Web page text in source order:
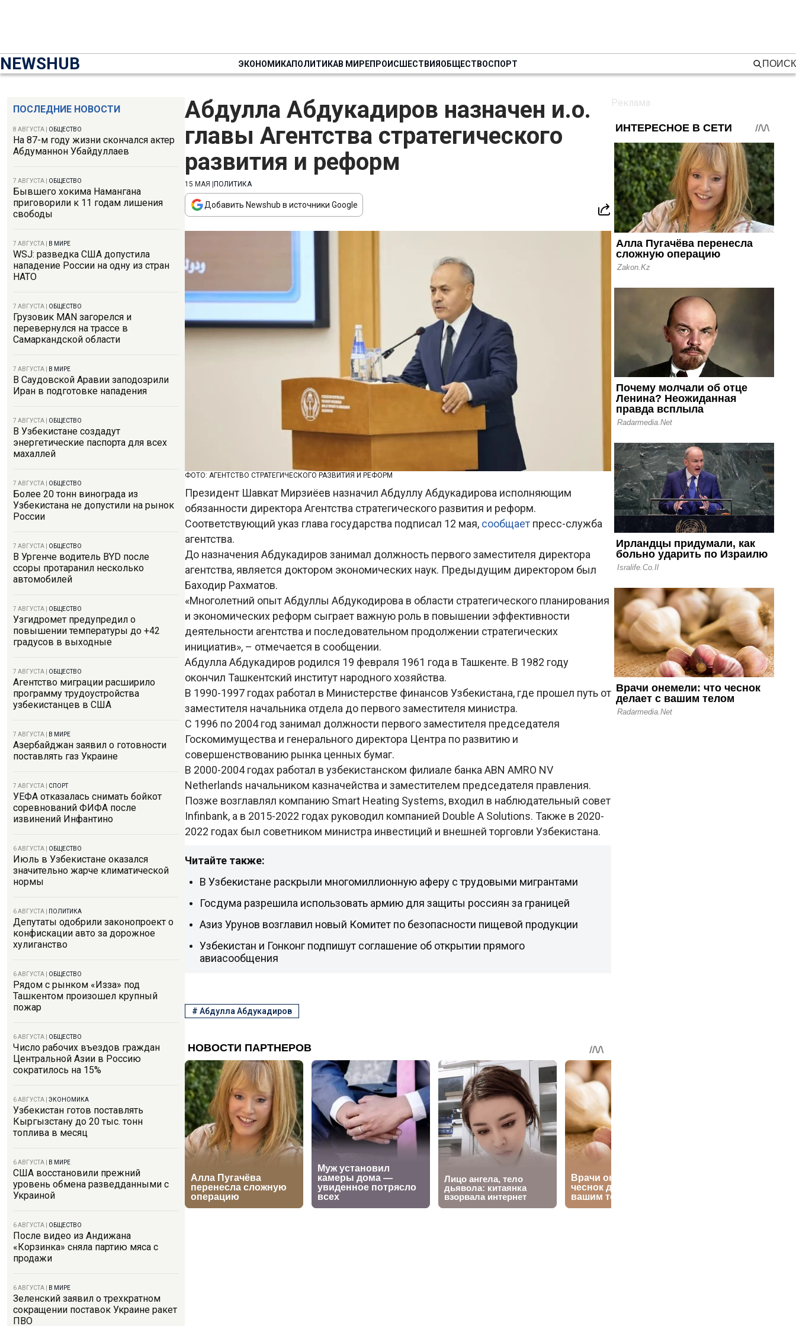
NEWSHUB ЭКОНОМИКАПОЛИТИКАВ МИРЕПРОИСШЕСТВИЯОБЩЕСТВОСПОРТ ПОИСК
ПОСЛЕДНИЕ НОВОСТИ
8 АВГУСТА ОБЩЕСТВО
На 87-м году жизни скончался актер
Абдуманнон Убайдуллаев
7 АВГУСТА ОБЩЕСТВО
Бывшего хокима Намангана
приговорили к 11 годам лишения
свободы
7 АВГУСТА В МИРЕ
WSJ: разведка США допустила
нападение России на одну из стран
НАТО
7 АВГУСТА ОБЩЕСТВО
Грузовик MAN загорелся и
перевернулся на трассе в
Самаркандской области
7 АВГУСТА В МИРЕ
В Саудовской Аравии заподозрили
Иран в подготовке нападения
7 АВГУСТА ОБЩЕСТВО
В Узбекистане создадут
энергетические паспорта для всех
махаллей
7 АВГУСТА ОБЩЕСТВО
Более 20 тонн винограда из
Узбекистана не допустили на рынок
России
7 АВГУСТА ОБЩЕСТВО
В Ургенче водитель BYD после
ссоры протаранил несколько
автомобилей
7 АВГУСТА ОБЩЕСТВО
Узгидромет предупредил о
повышении температуры до +42
градусов в выходные
7 АВГУСТА ОБЩЕСТВО
Агентство миграции расширило
программу трудоустройства
узбекистанцев в США
7 АВГУСТА В МИРЕ
Азербайджан заявил о готовности
поставлять газ Украине
7 АВГУСТА СПОРТ
УЕФА отказалась снимать бойкот
соревнований ФИФА после
извинений Инфантино
6 АВГУСТА ОБЩЕСТВО
Июль в Узбекистане оказался
значительно жарче климатической
нормы
6 АВГУСТА ПОЛИТИКА
Депутаты одобрили законопроект о
конфискации авто за дорожное
хулиганство
6 АВГУСТА ОБЩЕСТВО
Рядом с рынком «Изза» под
Ташкентом произошел крупный
пожар
6 АВГУСТА ОБЩЕСТВО
Число рабочих въездов граждан
Центральной Азии в Россию
сократилось на 15%
6 АВГУСТА ЭКОНОМИКА
Узбекистан готов поставлять
Кыргызстану до 20 тыс. тонн
топлива в месяц
6 АВГУСТА В МИРЕ
США восстановили прежний
уровень обмена разведданными с
Украиной
6 АВГУСТА ОБЩЕСТВО
После видео из Андижана
«Корзинка» сняла партию мяса с
продажи
6 АВГУСТА В МИРЕ
Зеленский заявил о трехкратном
сокращении поставок Украине ракет
ПВО
Абдулла Абдукадиров назначен и.о.
главы Агентства стратегического
развития и реформ
15 МАЯ ПОЛИТИКА
Добавить Newshub в источники Google
ФОТО: АГЕНТСТВО СТРАТЕГИЧЕСКОГО РАЗВИТИЯ И РЕФОРМ
Президент Шавкат Мирзиёев назначил Абдуллу Абдукадирова исполняющим
обязанности директора Агентства стратегического развития и реформ.
Соответствующий указ глава государства подписал 12 мая, сообщает пресс-служба
агентства.
До назначения Абдукадиров занимал должность первого заместителя директора
агентства, является доктором экономических наук. Предыдущим директором был
Баходир Рахматов.
«Многолетний опыт Абдуллы Абдукодирова в области стратегического планирования
и экономических реформ сыграет важную роль в повышении эффективности
деятельности агентства и последовательном продолжении стратегических
инициатив», – отмечается в сообщении.
Абдулла Абдукадиров родился 19 февраля 1961 года в Ташкенте. В 1982 году
окончил Ташкентский институт народного хозяйства.
В 1990-1997 годах работал в Министерстве финансов Узбекистана, где прошел путь от
заместителя начальника отдела до первого заместителя министра.
С 1996 по 2004 год занимал должности первого заместителя председателя
Госкомимущества и генерального директора Центра по развитию и
совершенствованию рынка ценных бумаг.
В 2000-2004 годах работал в узбекистанском филиале банка ABN AMRO NV
Netherlands начальником казначейства и заместителем председателя правления.
Позже возглавлял компанию Smart Heating Systems, входил в наблюдательный совет
Infinbank, а в 2015-2022 годах руководил компанией Double A Solutions. Также в 2020-
2022 годах был советником министра инвестиций и внешней торговли Узбекистана.
Читайте также:
В Узбекистане раскрыли многомиллионную аферу с трудовыми мигрантами
Госдума разрешила использовать армию для защиты россиян за границей
Азиз Урунов возглавил новый Комитет по безопасности пищевой продукции
Узбекистан и Гонконг подпишут соглашение об открытии прямого
авиасообщения
# Абдулла Абдукадиров